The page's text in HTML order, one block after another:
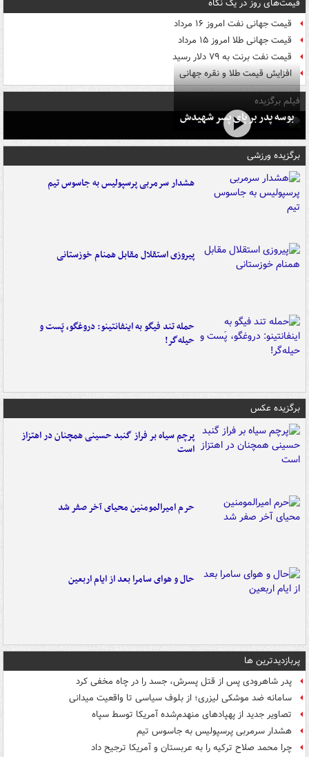
قیمت‌های روز در یک نگاه
قیمت جهانی نفت امروز ۱۶ مرداد
قیمت جهانی طلا امروز ۱۵ مرداد
قیمت نفت برنت به ۷۹ دلار رسید
افزایش قیمت طلا و نقره جهانی
فیلم برگزیده
بوسه‌ پدر بر پای پسر شهیدش
برگزیده ورزشی
هشدار سرمربی پرسپولیس به جاسوس تیم
پیروزی استقلال مقابل همنام خوزستانی
حمله تند فیگو به اینفانتینو: دروغگو، پَست‌ و
حیله‌گر!
برگزیده عکس
پرچم سیاه بر فراز گنبد حسینی همچنان در اهتزاز
است
حرم امیرالمومنین محیای آخر صفر شد
حال و هوای سامرا بعد از ایام اربعین
پربازدیدترین ها
پدر شاهرودی پس از قتل پسرش، جسد را در چاه مخفی کرد
سامانه ضد موشکی لیزری؛ از بلوف سیاسی تا واقعیت میدانی
تصاویر جدید از پهپادهای منهدم‌شده آمریکا توسط سپاه
هشدار سرمربی پرسپولیس به جاسوس تیم
چرا محمد صلاح ترکیه را به عربستان و آمریکا ترجیح داد